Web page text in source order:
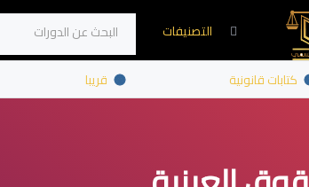
التصنيفات
كتابات قانونية قريبا